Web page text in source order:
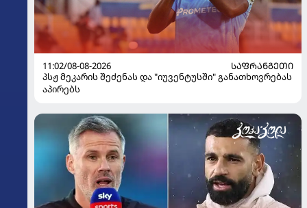
11:02/08-08-2026
ᲡᲐᲤᲠᲐᲜᲒᲔᲗᲘ
პსჟ მეკარის შეძენას და "იუვენტუსში" განათხოვრებას
აპირებს